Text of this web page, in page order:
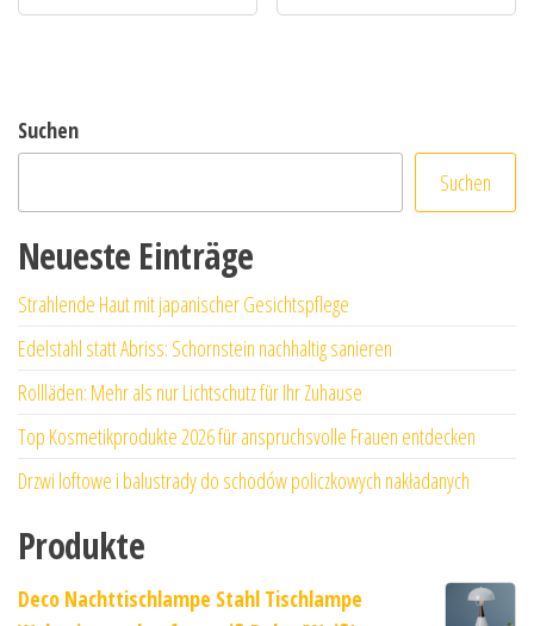
Suchen
Suchen
Neueste Einträge
Strahlende Haut mit japanischer Gesichtspflege
Edelstahl statt Abriss: Schornstein nachhaltig sanieren
Rollläden: Mehr als nur Lichtschutz für Ihr Zuhause
Top Kosmetikprodukte 2026 für anspruchsvolle Frauen entdecken
Drzwi loftowe i balustrady do schodów policzkowych nakładanych
Produkte
Deco Nachttischlampe Stahl Tischlampe